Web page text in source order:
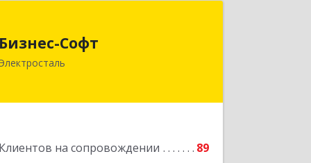
Бизнес-Софт
Электросталь
Клиентов на сопровождении
89
144000, Московская обл,
Электросталь г, Карла Маркса ул, дом